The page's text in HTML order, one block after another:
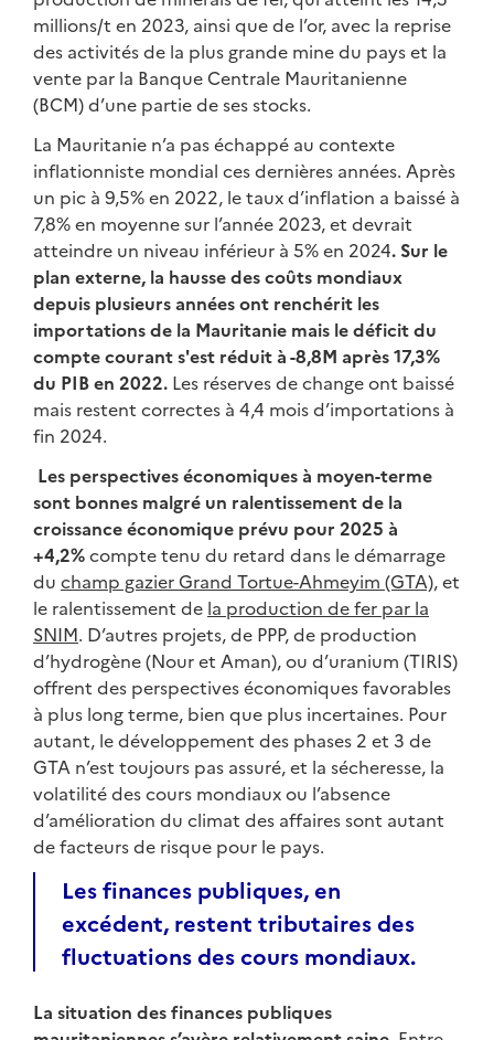
millions/t en 2023, ainsi que de l’or, avec la reprise
des activités de la plus grande mine du pays et la
vente par la Banque Centrale Mauritanienne
(BCM) d’une partie de ses stocks.
La Mauritanie n’a pas échappé au contexte
inflationniste mondial ces dernières années. Après
un pic à 9,5% en 2022, le taux d’inflation a baissé à
7,8% en moyenne sur l’année 2023, et devrait
atteindre un niveau inférieur à 5% en 2024. Sur le
plan externe, la hausse des coûts mondiaux
depuis plusieurs années ont renchérit les
importations de la Mauritanie mais le déficit du
compte courant s'est réduit à -8,8M après 17,3%
du PIB en 2022. Les réserves de change ont baissé
mais restent correctes à 4,4 mois d’importations à
fin 2024.
Les perspectives économiques à moyen-terme
sont bonnes malgré un ralentissement de la
croissance économique prévu pour 2025 à
+4,2%compte tenu du retard dans le démarrage
du champ gazier Grand Tortue-Ahmeyim (GTA), et
le ralentissement de la production de fer par la
SNIM. D’autres projets, de PPP, de production
d’hydrogène (Nour et Aman), ou d’uranium (TIRIS)
offrent des perspectives économiques favorables
à plus long terme, bien que plus incertaines. Pour
autant, le développement des phases 2 et 3 de
GTA n’est toujours pas assuré, et la sécheresse, la
volatilité des cours mondiaux ou l’absence
d’amélioration du climat des affaires sont autant
de facteurs de risque pour le pays.
Les finances publiques, en
excédent, restent tributaires des
fluctuations des cours mondiaux.
La situation des finances publiques